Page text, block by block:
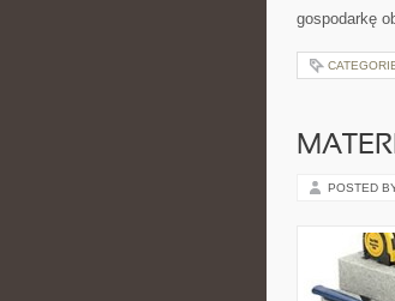
gospodarkę
POSTED